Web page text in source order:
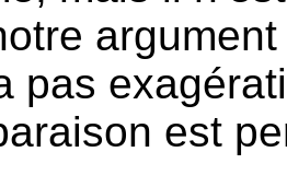
a pas
est